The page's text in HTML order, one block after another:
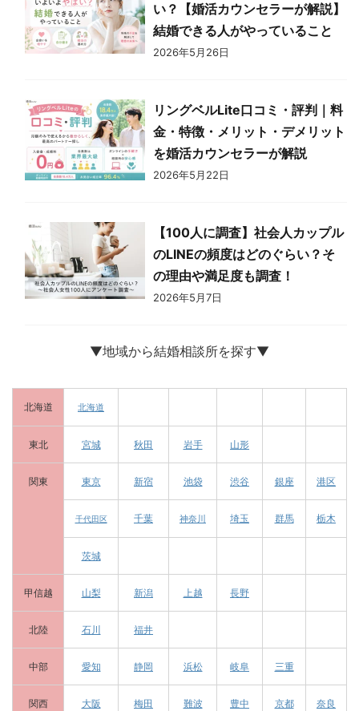
い？【婚活カウンセラーが解説】
結婚できる人がやっていること
2026年5月26日
リングベルLite口コミ・評判｜料
金・特徴・メリット・デメリット
を婚活カウンセラーが解説
2026年5月22日
【100人に調査】社会人カップル
のLINEの頻度はどのぐらい？そ
の理由や満足度も調査！
2026年5月7日
▼地域から結婚相談所を探す▼
北海道 北海道
東北 宮城 秋田 岩手 山形
関東 東京 新宿 池袋 渋谷 銀座 港区
千代田区 千葉 神奈川 埼玉 群馬 栃木
茨城
甲信越 山梨 新潟 上越 長野
北陸 石川 福井
中部 愛知 静岡 浜松 岐阜 三重
関西 大阪 梅田 難波 豊中 京都 奈良